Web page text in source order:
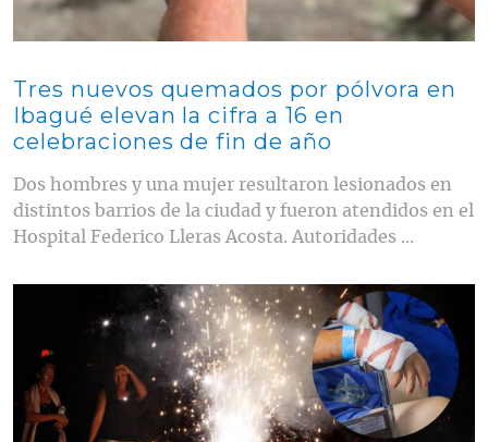
Tres nuevos quemados por pólvora en
Ibagué elevan la cifra a 16 en
celebraciones de fin de año
Dos hombres y una mujer resultaron lesionados en
distintos barrios de la ciudad y fueron atendidos en el
Hospital Federico Lleras Acosta. Autoridades ...
Contenido multimedia principal